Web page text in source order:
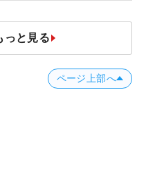
っと見る
ページ上部へ